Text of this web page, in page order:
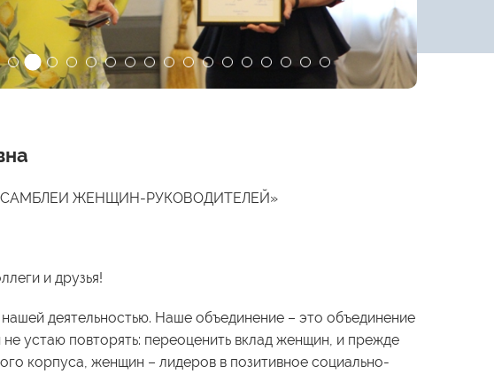
ЖЕНЩИН-РУКОВОДИТЕЛЕЙ»
и друзья!
деятельностью. Наше объединение – это объединение
устаю повторять: переоценить вклад женщин, и прежде
корпуса, женщин – лидеров в позитивное социально-